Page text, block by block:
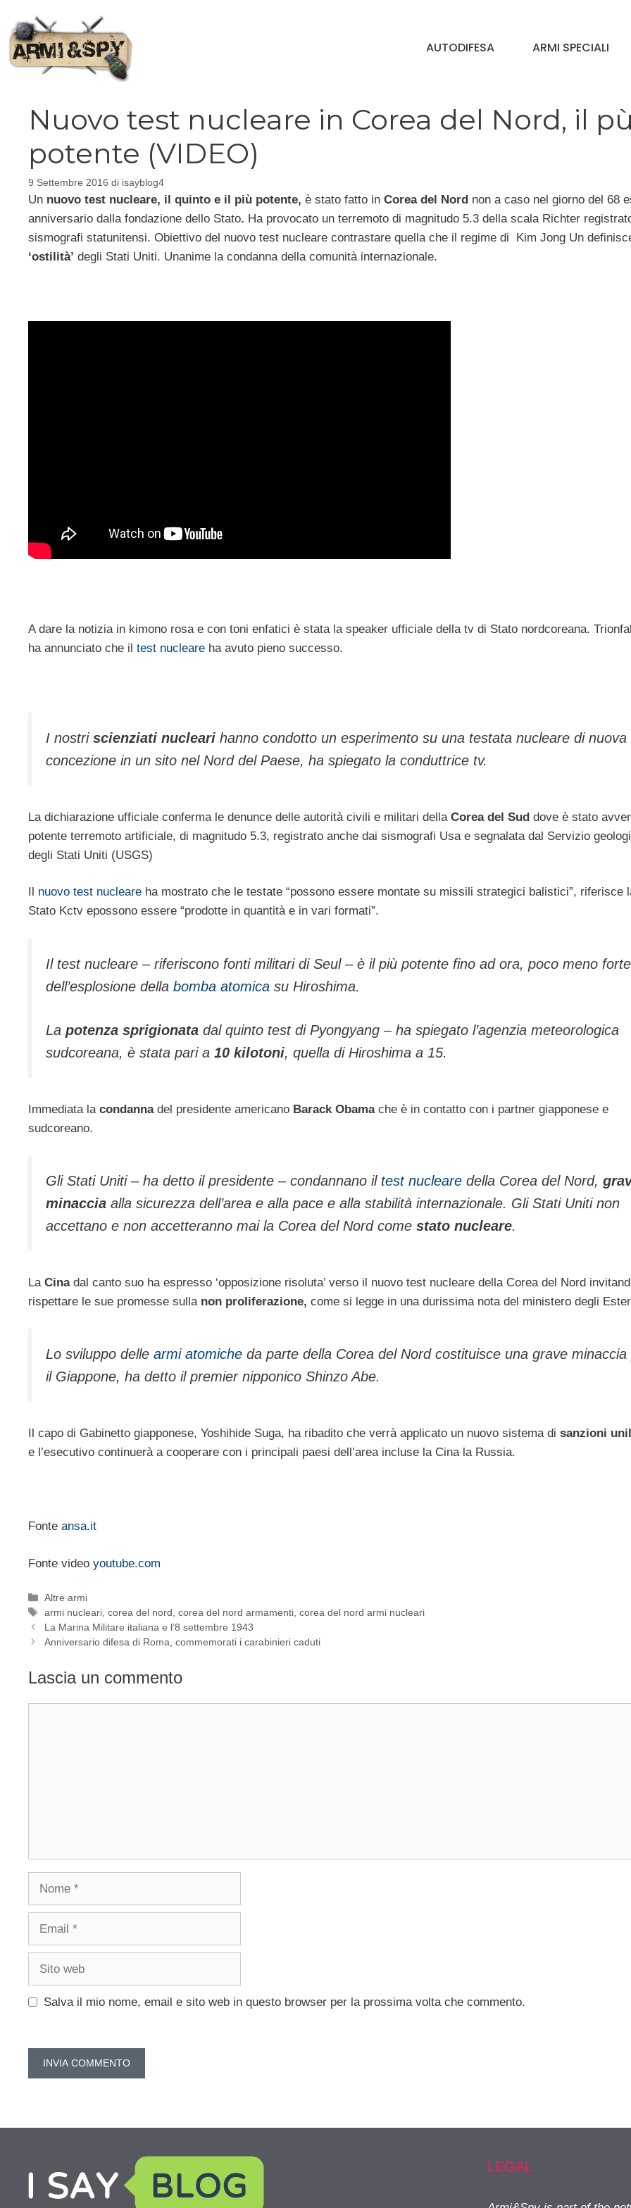
contenuto
AUTODIFESA ARMI SPECIALI
Nuovo test nucleare in Corea del Nord, il
potente (VIDEO)
9 Settembre 2016 di isayblog4
Un nuovo test nucleare, il quinto e il più potente, è stato fatto in Corea del Nord non a caso nel giorno del 68
anniversario dalla fondazione dello Stato. Ha provocato un terremoto di magnitudo 5.3 della scala Richter
sismografi statunitensi. Obiettivo del nuovo test nucleare contrastare quella che il regime di Kim Jong Un
‘ostilità’ degli Stati Uniti. Unanime la condanna della comunità internazionale.
A dare la notizia in kimono rosa e con toni enfatici è stata la speaker ufficiale della tv di Stato nordcoreana.
ha annunciato che il test nucleare ha avuto pieno successo.
I nostri scienziati nucleari hanno condotto un esperimento su una testata nucleare di nuova
concezione in un sito nel Nord del Paese, ha spiegato la conduttrice tv.
La dichiarazione ufficiale conferma le denunce delle autorità civili e militari della Corea del Sud dove è stato
potente terremoto artificiale, di magnitudo 5.3, registrato anche dai sismografi Usa e segnalata dal Servizio
degli Stati Uniti (USGS)
Il nuovo test nucleare ha mostrato che le testate “possono essere montate su missili strategici balistici”, riferisce
Stato Kctv epossono essere “prodotte in quantità e in vari formati”.
Il test nucleare – riferiscono fonti militari di Seul – è il più potente fino ad ora, poco meno forte
dell’esplosione della bomba atomica su Hiroshima.
La potenza sprigionata dal quinto test di Pyongyang – ha spiegato l’agenzia meteorologica
sudcoreana, è stata pari a 10 kilotoni, quella di Hiroshima a 15.
Immediata la condannadel presidente americano Barack Obamache è in contatto con i partner giapponese e
sudcoreano.
Gli Stati Uniti – ha detto il presidente – condannano iltest nucleare della Corea del Nord,
minaccia alla sicurezza dell’area e alla pace e alla stabilità internazionale. Gli Stati Uniti non
accettano e non accetteranno mai la Corea del Nord come stato nucleare.
La Cinadal canto suo ha espresso ‘opposizione risoluta’ verso il nuovo test nucleare della Corea del Nord
rispettare le sue promesse sullanon proliferazione, come si legge in una durissima nota del ministero degli
Lo sviluppo delle armi atomiche da parte della Corea del Nord costituisce una grave minaccia
il Giappone, ha detto il premier nipponico Shinzo Abe.
Il capo di Gabinetto giapponese, Yoshihide Suga, ha ribadito che verrà applicato un nuovo sistema di sanzioni
e l’esecutivo continuerà a cooperare con i principali paesi dell’area incluse la Cina la Russia.
Fonte ansa.it
Fonte video youtube.com
Categorie
Altre armi
Tag
armi nucleari ,corea del nord ,corea del nord armamenti ,corea del nord armi nucleari
La Marina Militare italiana e l’8 settembre 1943
Anniversario difesa di Roma, commemorati i carabinieri caduti
Lascia un commento
Salva il mio nome, email e sito web in questo browser per la prossima volta che commento.
LEGAL